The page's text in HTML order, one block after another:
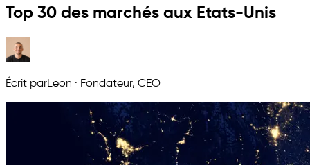
Top 30 des marchés aux Etats-Unis
Écrit parLeon · Fondateur, CEO